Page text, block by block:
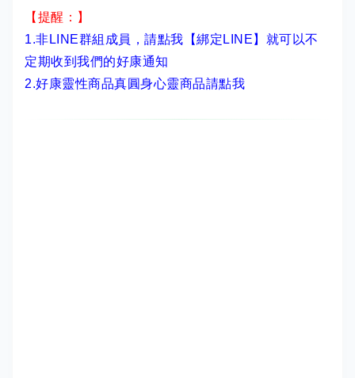
【提醒：】
1.非LINE群組成員， 請點我【綁定LINE】 就可以不
定期收到我們的好康通知
2.好康靈性商品真圓身心靈商品請點我